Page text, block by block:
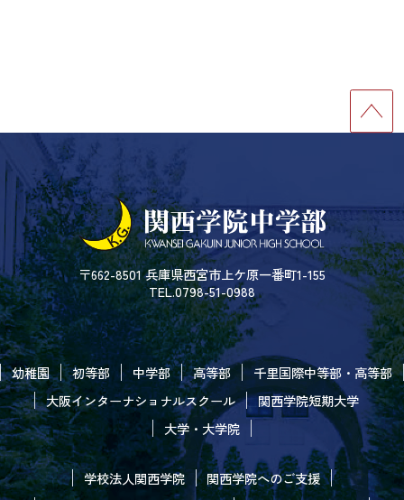
〒662-8501 兵庫県西宮市上ケ原一番町1-155
TEL.0798-51-0988
幼稚園 初等部 中学部 高等部
千里国際中等部・高等部
大阪インターナショナルスクール
関西学院短期大学
大学・大学院
学校法人関西学院
関西学院へのご支援